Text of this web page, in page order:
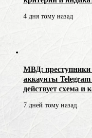
4 дня тому назад
МВД: преступники
аккаунты
действует схема и
7 дней тому назад